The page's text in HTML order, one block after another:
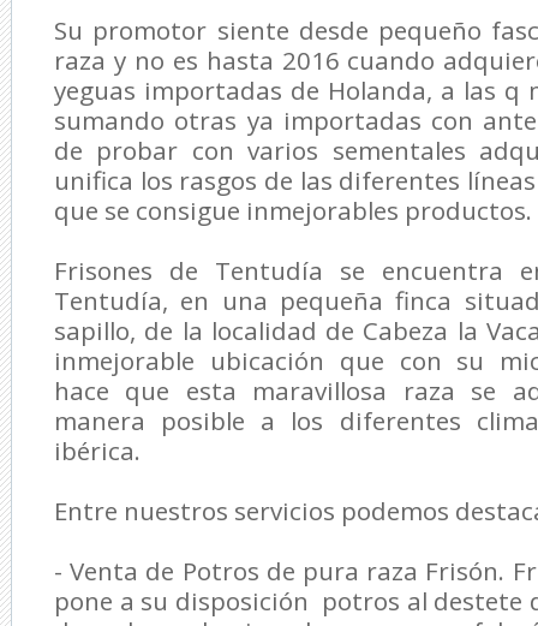
Su promotor siente desde pequeño
raza y no es hasta 2016 cuando
yeguas importadas de Holanda, a las q
sumando otras ya importadas con
de probar con varios sementales
unifica los rasgos de las diferentes
que se consigue inmejorables productos.
Frisones de Tentudía se encuentra
Tentudía, en una pequeña finca
sapillo, de la localidad de Cabeza la
inmejorable ubicación que con su
hace que esta maravillosa raza se
manera posible a los diferentes
ibérica.
Entre nuestros servicios podemos
- Venta de Potros de pura raza Frisón.
pone a su disposición potros al destete